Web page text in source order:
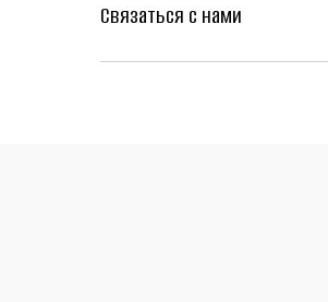
Связаться с нами